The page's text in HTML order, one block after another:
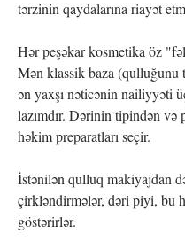
tərzinin qaydalarına riayət
Hər peşəkar kosmetika öz
Mən klassik baza (qulluğunu
ən yaxşı nəticənin nailiyyəti
lazımdır. Dərinin tipindən və
həkim preparatları seçir.
İstənilən qulluq makiyajdan
çirkləndirmələr, dəri piyi, bu
göstərirlər.